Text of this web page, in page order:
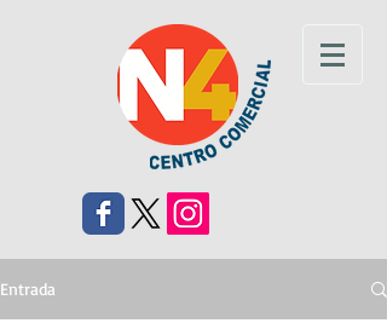
Entrada